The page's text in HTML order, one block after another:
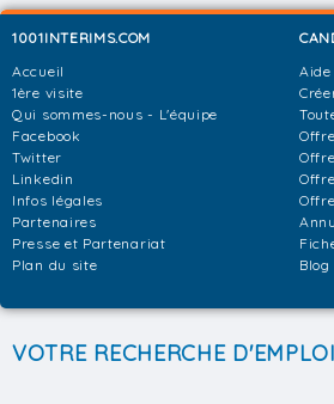
1001INTERIMS.COM
Accueil
1ère visite
Qui sommes-nous - L'équipe
Facebook
Twitter
Linkedin
Infos légales
Partenaires
Presse et Partenariat
Plan du site
Aide
VOTRE RECHERCHE D'EMPLOI